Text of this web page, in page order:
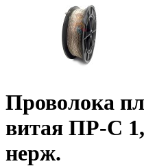
Проволока
витая ПР-С
нерж.